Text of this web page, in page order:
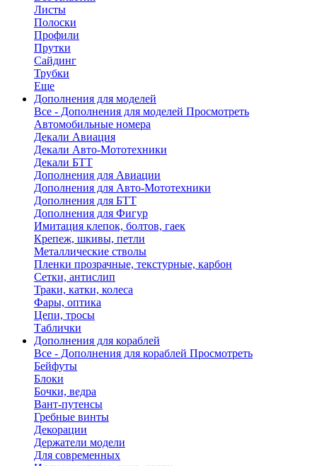
Листы
Полоски
Профили
Прутки
Сайдинг
Трубки
Еще
Дополнения для моделей
Все - Дополнения для моделей Просмотреть
Автомобильные номера
Декали Авиация
Декали Авто-Мототехники
Декали БТТ
Дополнения для Авиации
Дополнения для Авто-Мототехники
Дополнения для БТТ
Дополнения для Фигур
Имитация клепок, болтов, гаек
Крепеж, шкивы, петли
Металлические стволы
Пленки прозрачные, текстурные, карбон
Сетки, антислип
Траки, катки, колеса
Фары, оптика
Цепи, тросы
Таблички
Дополнения для кораблей
Все - Дополнения для кораблей Просмотреть
Бейфуты
Блоки
Бочки, ведра
Вант-путенсы
Гребные винты
Декорации
Держатели модели
Для современных